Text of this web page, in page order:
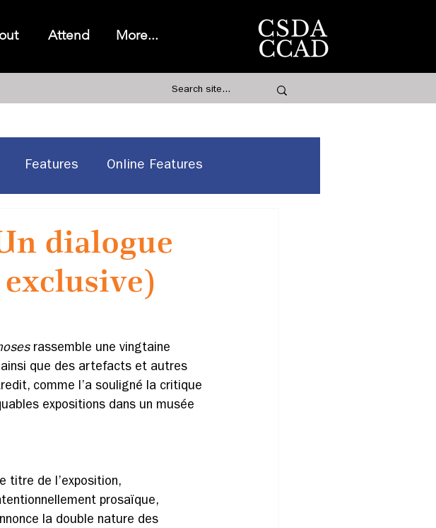
Attend More...
Features Online Features
dialogue
exclusive)
rassemble une vingtaine
ainsi que des artefacts et autres
comme l’a souligné la critique
expositions dans un musée
titre de l’exposition,
prosaïque,
la double nature des